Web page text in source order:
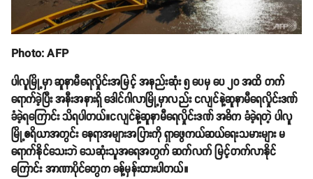
Photo: AFP
ပါလူမြို့မှာ ဆူနာမီရေလှိုင်းအမြင့် အနည်းဆုံး ၅ ပေမှ ပေ ၂၀ အထိ တက်
ရောက်ခဲ့ပြီး အနီးအနားရှိ ဒေါင်ဂါလာမြို့မှာလည်း ငလျင်နဲ့ဆူနာမီရေလှိုင်းဒဏ်
ခံခဲ့ရကြောင်း သိရပါတယ်။ငလျင်နဲ့ဆူနာမီရေလှိုင်းဒဏ် အဓိက ခံခဲ့ရတဲ့ ပါလူ
မြို့ဧရိယာအတွင်း နေရာအများအပြားကို ရှာဖွေကယ်ဆယ်ရေးသမားများ မ
ရောက်နိုင်သေးဘဲ သေဆုံးသူအရေအတွက် ဆက်လက် မြင့်တက်လာနိုင်
ကြောင်း အာဏာပိုင်တွေက ခန့်မှန်းထားပါတယ်။